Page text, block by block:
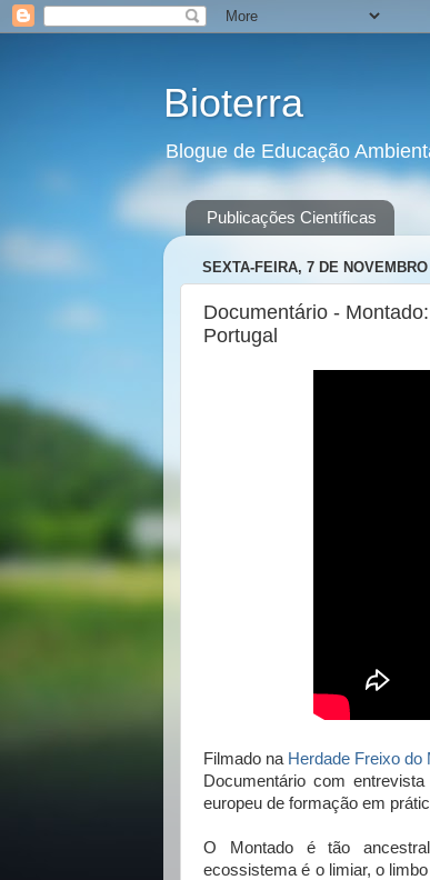
Bioterra
Blogue de Educação
Publicações Científicas
SEXTA-FEIRA, 7 DE
Documentário -
Portugal
Filmado na Herdade Freixo do
Documentário com
europeu de formação em
O Montado é tão
ecossistema é o limiar, o